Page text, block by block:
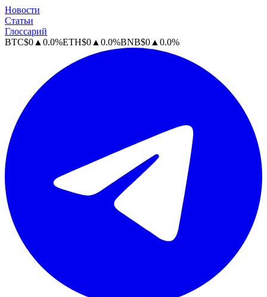
Новости
Статьи
Глоссарий
BTC$0 ▲ 0.0%ETH$0 ▲ 0.0%BNB$0 ▲ 0.0%